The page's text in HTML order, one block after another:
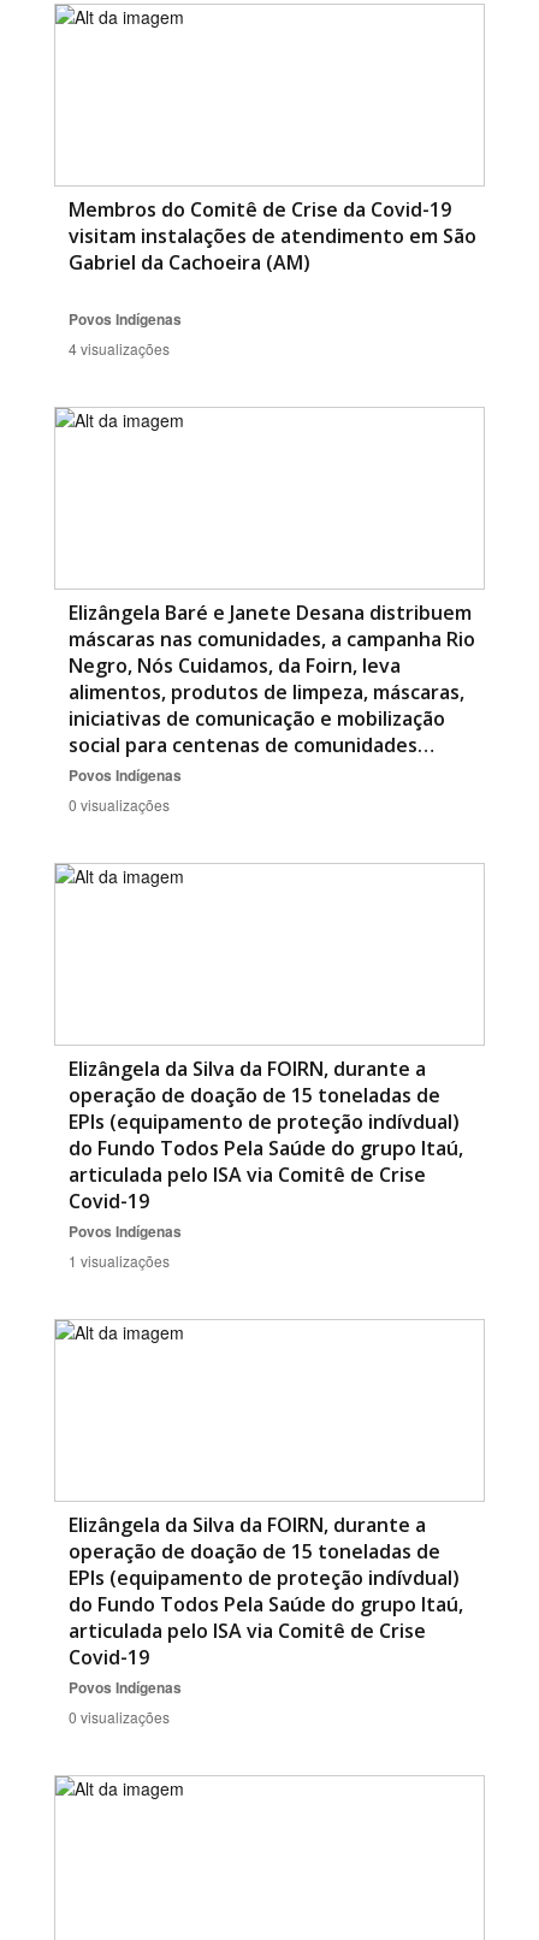
Membros do Comitê de Crise da Covid-19
visitam instalações de atendimento em São
Gabriel da Cachoeira (AM)
Povos Indígenas
4 visualizações
Elizângela Baré e Janete Desana distribuem
máscaras nas comunidades, a campanha Rio
Negro, Nós Cuidamos, da Foirn, leva
alimentos, produtos de limpeza, máscaras,
iniciativas de comunicação e mobilização
social para centenas de comunidades…
Povos Indígenas
0 visualizações
Elizângela da Silva da FOIRN, durante a
operação de doação de 15 toneladas de
EPIs (equipamento de proteção indívdual)
do Fundo Todos Pela Saúde do grupo Itaú,
articulada pelo ISA via Comitê de Crise
Covid-19
Povos Indígenas
1 visualizações
Elizângela da Silva da FOIRN, durante a
operação de doação de 15 toneladas de
EPIs (equipamento de proteção indívdual)
do Fundo Todos Pela Saúde do grupo Itaú,
articulada pelo ISA via Comitê de Crise
Covid-19
Povos Indígenas
0 visualizações